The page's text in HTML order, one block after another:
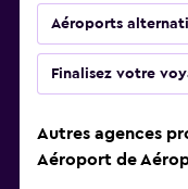
Aéroports
Finalisez votre
Autres agences
Aéroport de